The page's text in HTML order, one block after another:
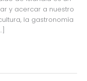
y acercar a nuestro
la gastronomía